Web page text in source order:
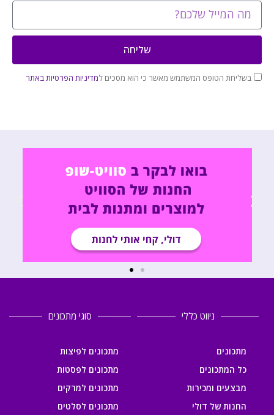
בשליחת הטופס המשתמש מאשר כי הוא מסכים למדיניות הפרטיות באתר
שליחה
ניווט כללי
מתכונים
כל המתכונים
מבצעים ומכירות
החנות של דולי
סוגי מתכונים
מתכונים לפיצות
מתכונים לפסטות
מתכונים למרקים
מתכונים לסלטים